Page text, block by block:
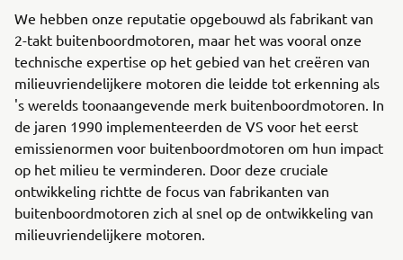
We hebben onze reputatie opgebouwd als fabrikant van
2-takt buitenboordmotoren, maar het was vooral onze
technische expertise op het gebied van het creëren van
milieuvriendelijkere motoren die leidde tot erkenning als
's werelds toonaangevende merk buitenboordmotoren. In
de jaren 1990 implementeerden de VS voor het eerst
emissienormen voor buitenboordmotoren om hun impact
op het milieu te verminderen. Door deze cruciale
ontwikkeling richtte de focus van fabrikanten van
buitenboordmotoren zich al snel op de ontwikkeling van
milieuvriendelijkere motoren.